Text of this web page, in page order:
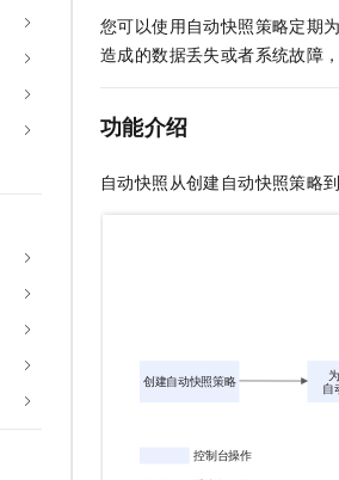
您可以使用自动快照策略定期
造成的数据丢失或者系统故障
功能介绍
自动快照从创建自动快照策略